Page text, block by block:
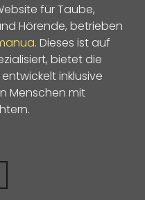
für Taube,
Hörende, betrieben
. Dieses ist auf
bietet die
inklusive
Menschen mit